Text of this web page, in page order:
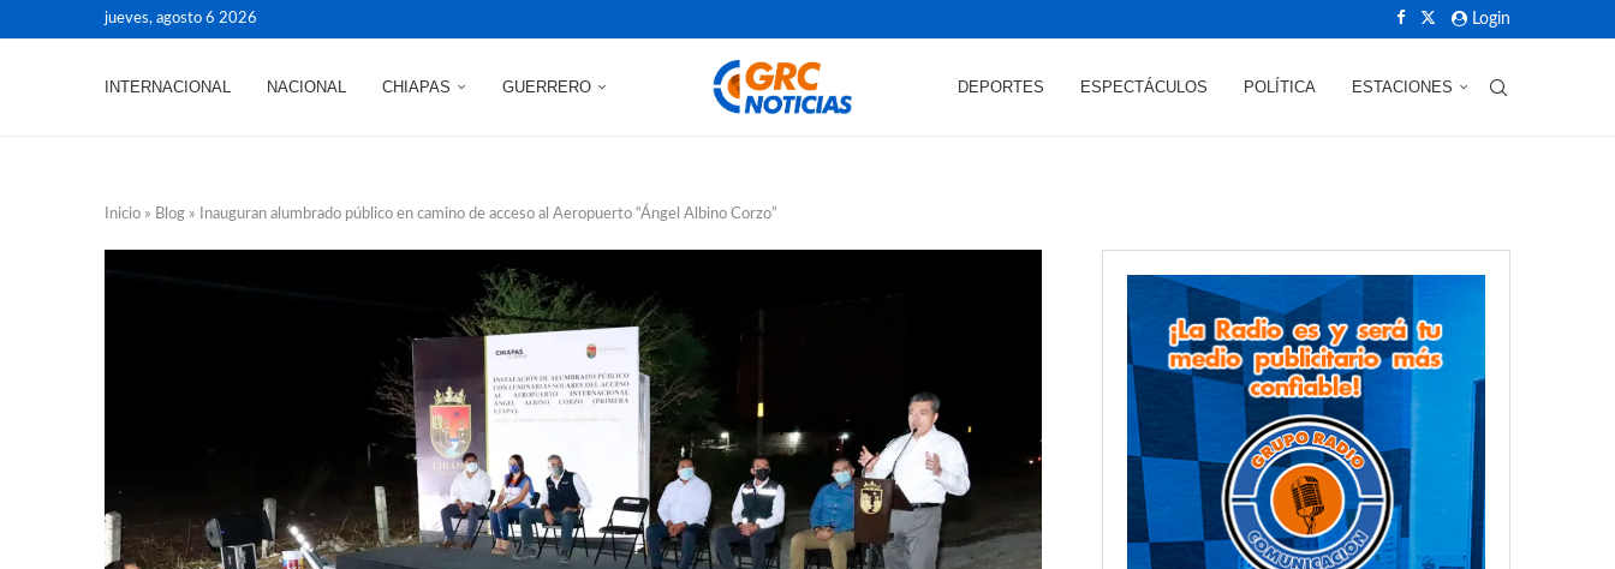
jueves, agosto 6 2026 Login
INTERNACIONAL NACIONAL CHIAPAS GUERRERO DEPORTES ESPECTÁCULOS POLÍTICA ESTACIONES
Inicio » Blog » Inauguran alumbrado público en camino de acceso al Aeropuerto “Ángel Albino Corzo”